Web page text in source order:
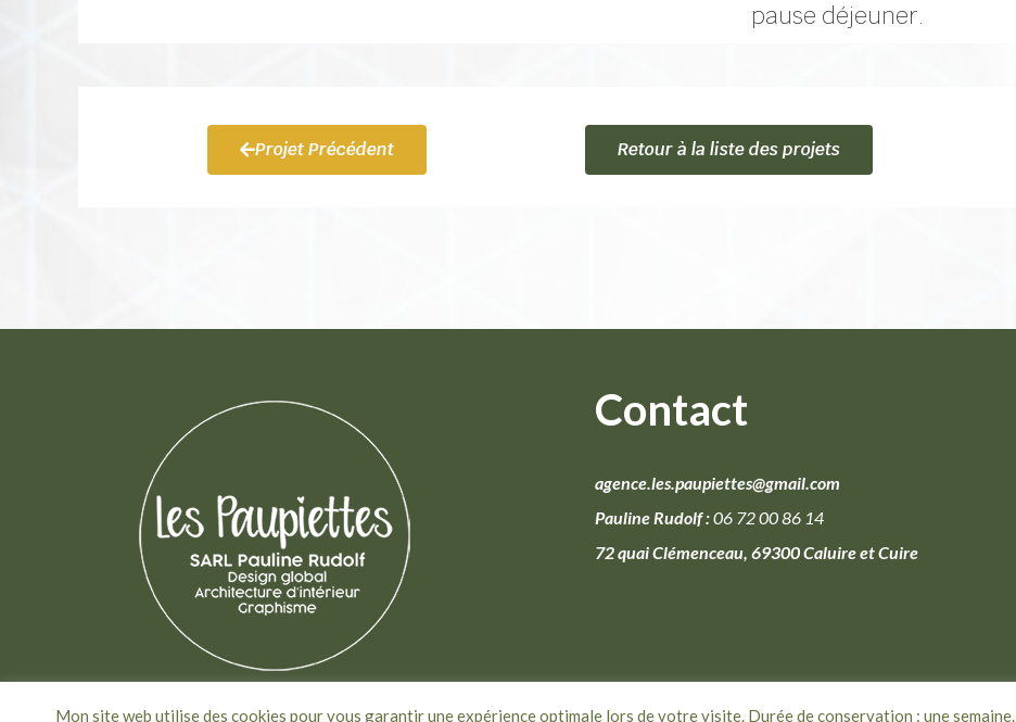
pause déjeuner.
Projet Précédent Retour à la liste des projets
Mon site web utilise des cookies pour vous garantir une expérience optimale lors de votre visite. Durée de conservation : une semaine.
Contact
agence.les.paupiettes@gmail.com
Pauline Rudolf :06 72 00 86 14
72 quai Clémenceau, 69300 Caluire et Cuire